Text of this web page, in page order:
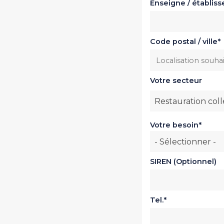
Enseigne /
Code postal / ville
Votre secteur
Votre secteur
Restauration
Votre besoin
- Sélectionner -
SIREN (Optionnel)
Tel.